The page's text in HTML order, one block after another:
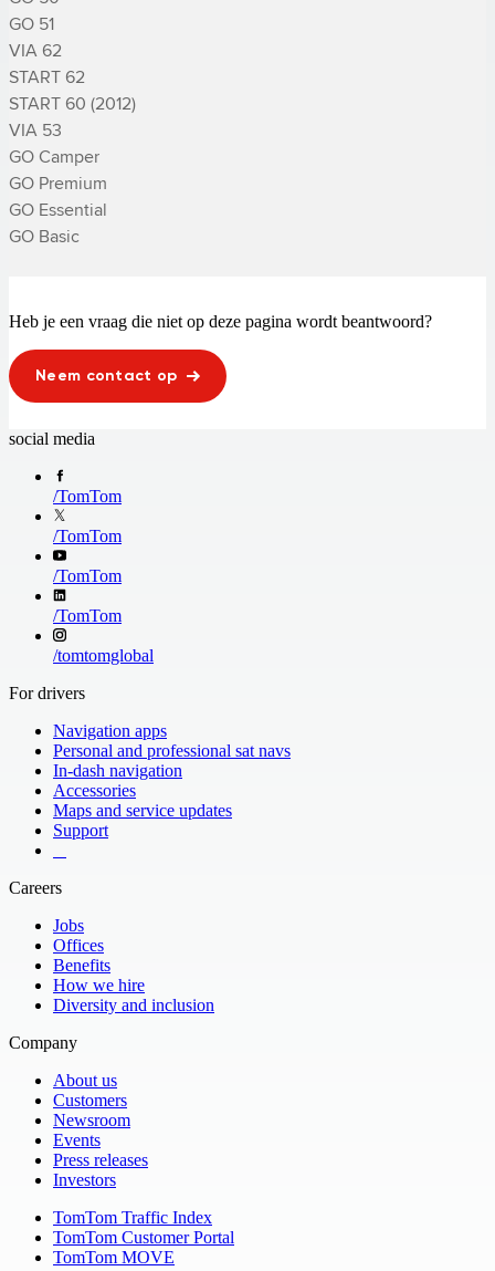
GO 51
VIA 62
START 62
START 60 (2012)
VIA 53
GO Camper
GO Premium
GO Essential
GO Basic
Heb je een vraag die niet op deze pagina wordt beantwoord?
Neem contact op
social media
/TomTom
/TomTom
/TomTom
/TomTom
/tomtomglobal
For drivers
Navigation apps
Personal and professional sat navs
In-dash navigation
Accessories
Maps and service updates
Support
Careers
Jobs
Offices
Benefits
How we hire
Diversity and inclusion
Company
About us
Customers
Newsroom
Events
Press releases
Investors
TomTom Traffic Index
TomTom Customer Portal
TomTom MOVE